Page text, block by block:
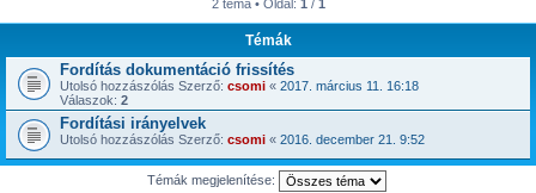
2 téma • Oldal: 1 / 1
Témák
Fordítás dokumentáció frissítés
Utolsó hozzászólás Szerző: csomi « 2017. március 11. 16:18
Válaszok: 2
Fordítási irányelvek
Utolsó hozzászólás Szerző: csomi « 2016. december 21. 9:52
Témák megjelenítése: